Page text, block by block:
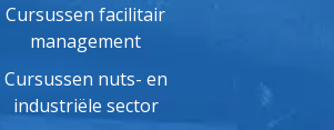
Cursussen facilitair
management
Cursussen nuts- en
industriële sector